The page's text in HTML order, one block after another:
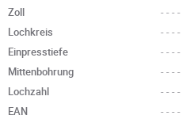
Zoll
----
Lochkreis
----
Einpresstiefe
----
Mittenbohrung
----
Lochzahl
----
EAN
----